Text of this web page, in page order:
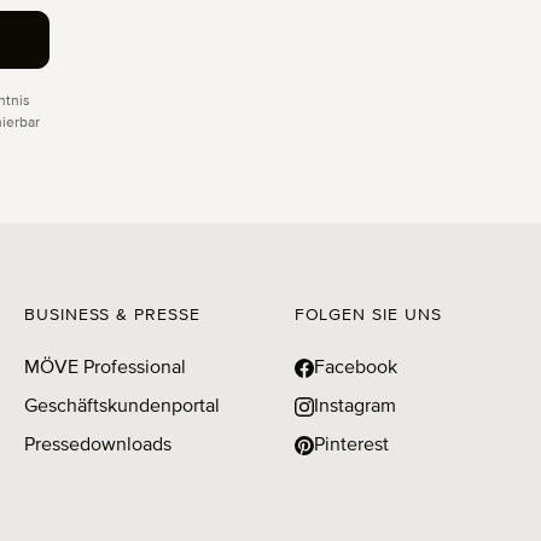
BUSINESS & PRESSE
MÖVE Professional
Geschäftskundenportal
Pressedownloads
FOLGEN SIE UNS
Facebook
Instagram
Pinterest